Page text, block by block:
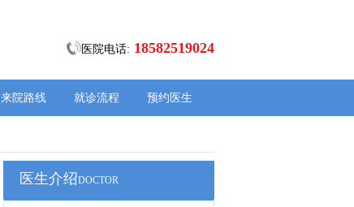
医院电话: 18582519024
来院路线 就诊流程 预约医生
医生介绍DOCTOR